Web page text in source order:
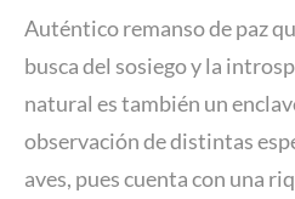
Auténtico remanso de paz
busca del sosiego y la
natural es también un
observación de distintas
aves, pues cuenta con una